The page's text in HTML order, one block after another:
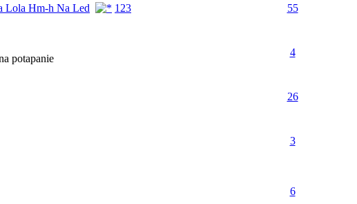
Lola Hm-h Na Led 1 23 55
potapanie
4
26
3
6